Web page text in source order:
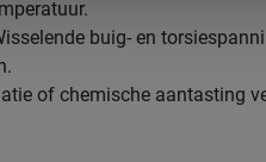
buig- en
of chemische aantasting